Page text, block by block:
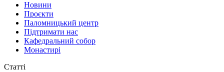
Новини
Проєкти
Паломницький центр
Підтримати нас
Кафедральний собор
Монастирі
Статті